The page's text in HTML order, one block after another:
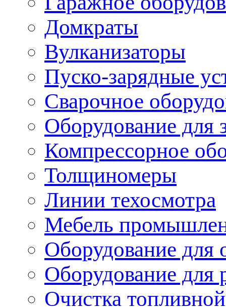
Домкраты
Вулканизаторы
Пуско-зарядные
Сварочное
Оборудование для
Компрессорное
Толщиномеры
Линии техосмотра
Мебель
Оборудование для
Оборудование для
Очистка